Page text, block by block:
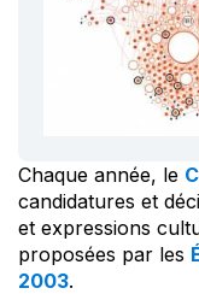
Chaque année, le
candidatures et
et expressions
proposées par les
2003.